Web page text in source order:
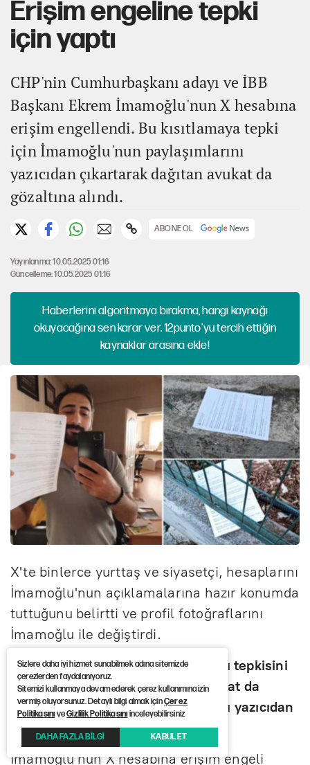
Erişim engeline tepki
için yaptı
CHP'nin Cumhurbaşkanı adayı ve İBB
Başkanı Ekrem İmamoğlu'nun X hesabına
erişim engellendi. Bu kısıtlamaya tepki
için İmamoğlu'nun paylaşımlarını
yazıcıdan çıkartarak dağıtan avukat da
gözaltına alındı.
ABONE OL
Yayınlanma: 10.05.2025 01:16
Güncelleme: 10.05.2025 01:16
Haberlerini algoritmaya bırakma, hangi kaynağı
okuyacağına sen karar ver. 12punto'yu tercih ettiğin
kaynaklar arasına ekle!
X'te binlerce yurttaş ve siyasetçi, hesaplarını
İmamoğlu'nun açıklamalarına hazır konumda
tuttuğunu belirtti ve profil fotoğraflarını
İmamoğlu ile değiştirdi.
Pek çok sosyal medya kullanıcısını tepkisini
farklı şekilde gösterirken, bir avukat da
İmamoğlu'nun yaptığı paylaşımları yazıcıdan
çıkartarak sokakta dağıttı.
İmamoğlu'nun X hesabına erişim engeli
Sizlere daha iyi hizmet sunabilmek adına sitemizde
çerezlerden faydalanıyoruz.
Sitemizi kullanmaya devam ederek çerez kullanımına izin
vermiş oluyorsunuz. Detaylı bilgi almak içinÇerez
PolitikasınıveGizlilik Politikasınıinceleyebilirsiniz
DAHA FAZLA BİLGİ KABUL ET